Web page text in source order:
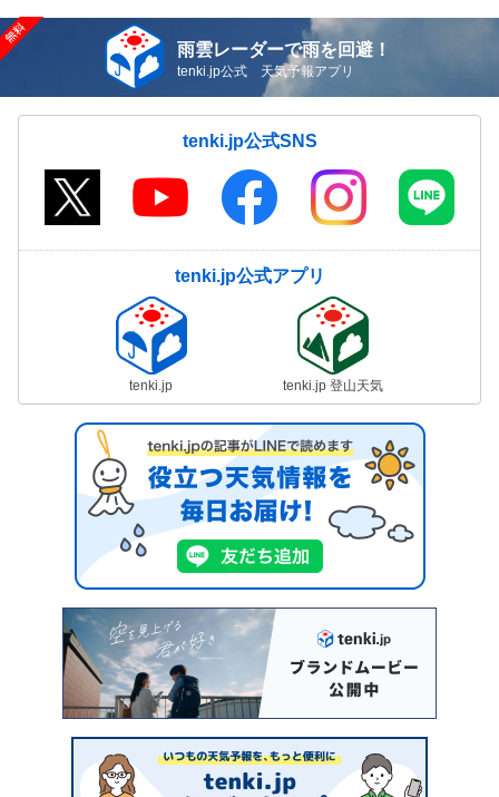
雨雲レーダーで雨を回避！
tenki.jp公式 天気予報アプリ
tenki.jp公式SNS
tenki.jp公式アプリ
tenki.jp tenki.jp 登山天気